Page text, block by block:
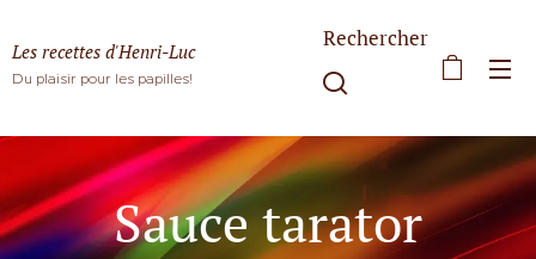
Les recettes d'Henri-Luc
Du plaisir pour les papilles!
Rechercher
Sauce tarator